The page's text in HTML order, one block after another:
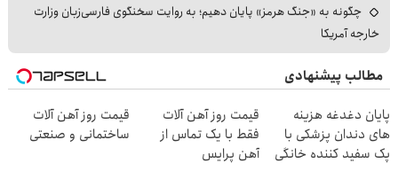
چگونه به «جنگ هرمز» پایان دهیم؛ به روایت سخنگوی فارسی‌زبان وزارت
خارجه آمریکا
مطالب پیشنهادی
پایان دغدغه هزینه
های دندان پزشکی با
پک سفید کننده خانگی
قیمت روز آهن آلات
فقط با یک تماس از
آهن پرایس
قیمت روز آهن آلات
ساختمانی و صنعتی